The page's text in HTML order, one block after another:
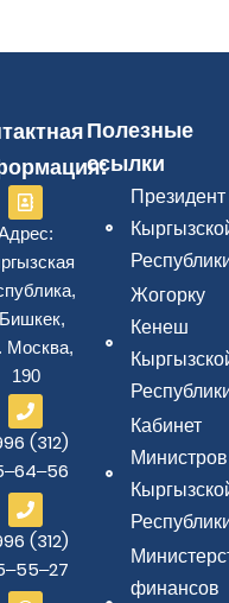
Бишкек,
Москва,
190
(312)
(312)
Полезные
ссылки
Президент
Жогорку
Кенеш
Кабинет
Министров
финансов